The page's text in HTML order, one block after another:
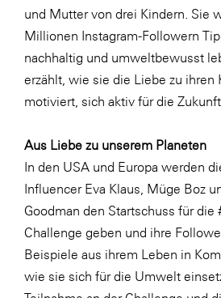
und Mutter von drei Kindern. Sie
Millionen Instagram-Followern
nachhaltig und umweltbewusst
erzählt, wie sie die Liebe zu ihren
motiviert, sich aktiv für die
Aus Liebe zu unserem Planeten
In den USA und Europa werden
Influencer Eva Klaus Müge Boz
Goodman den Startschuss für die
Challenge geben und ihre
Beispiele aus ihrem Leben in
wie sie sich für die Umwelt